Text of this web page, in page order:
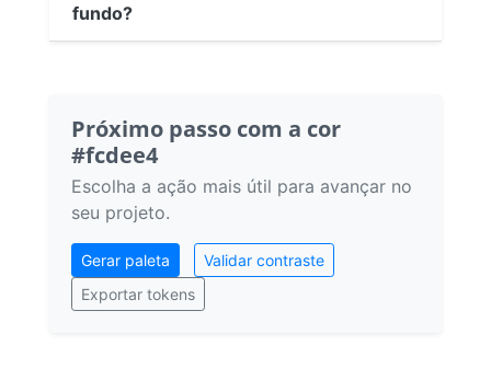
fundo?
Próximo passo com a cor
#fcdee4
Escolha a ação mais útil para avançar no
seu projeto.
Gerar paleta
Validar contraste
Exportar tokens